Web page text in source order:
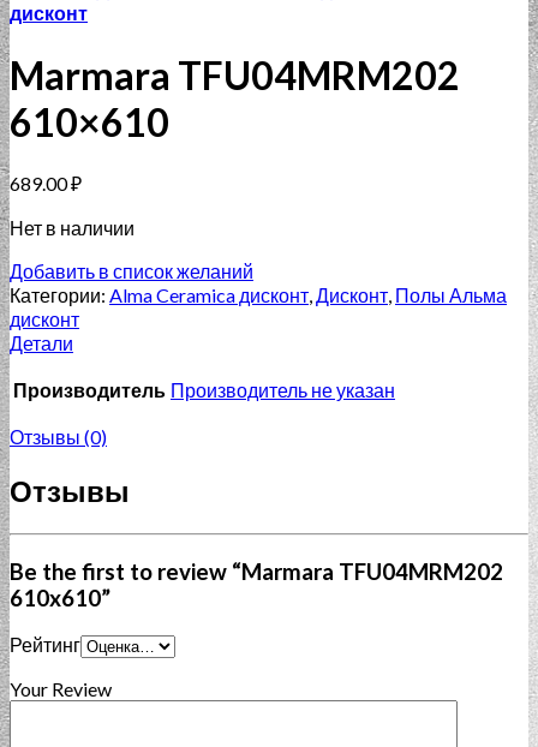
дисконт
Marmara TFU04MRM202
610×610
689.00₽
Нет в наличии
Добавить в список желаний
Категории: Alma Ceramica дисконт,Дисконт, Полы Альма
дисконт
Детали
Производитель Производитель не указан
Отзывы (0)
Отзывы
Be the first to review “Marmara TFU04MRM202
610x610”
Рейтинг
Your Review